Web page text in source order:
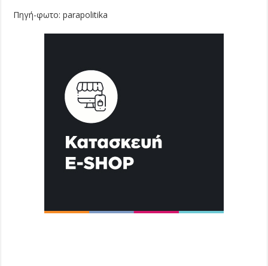
Πηγή-φωτο: parapolitika